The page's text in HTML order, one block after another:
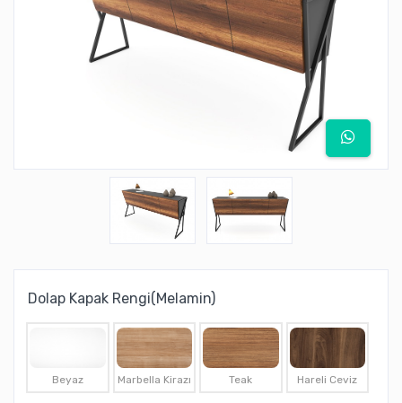
Dolap Kapak Rengi(Melamin)
Beyaz Marbella Kirazı Teak Hareli Ceviz